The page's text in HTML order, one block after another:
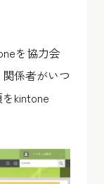
を協力会
係者がいつ
kintone